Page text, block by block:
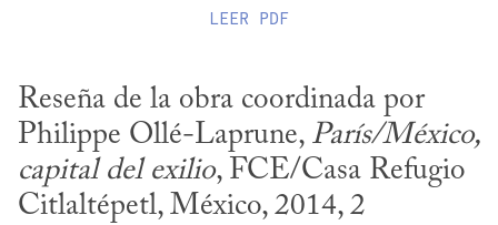
LEER PDF
Reseña de la obra coordinada por
Philippe Ollé-Laprune, París/México,
capital del exilio, FCE/Casa Refugio
Citlaltépetl, México, 2014, 2